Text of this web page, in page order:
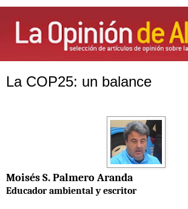
La COP25: un balance
Moisés S. Palmero Aranda
Educador ambiental y escritor